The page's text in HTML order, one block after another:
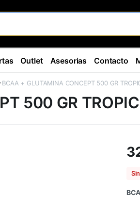
Outlet Asesorias Contacto
BCAA + GLUTAMINA CONCEPT 500 GR
500 GR